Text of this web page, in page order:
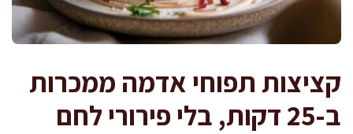
קציצות תפוחי אדמה ממכרות
ב-25 דקות, בלי פירורי לחם